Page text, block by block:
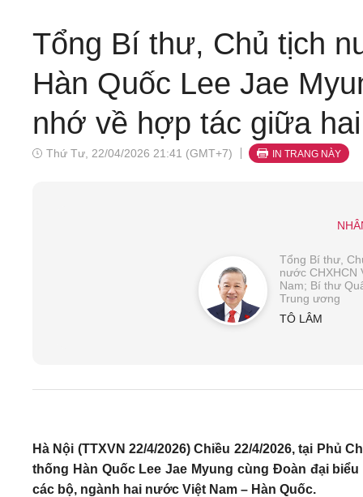
Tổng Bí thư, Chủ tịch
Hàn Quốc Lee Jae
nhớ về hợp tác giữa
Thứ Tư, 22/04/2026 21:41 (GMT+7) IN TRANG NÀY
Tổng Bí thư,
nước CHXHCN
Nam; Bí thư
Trung ương
TÔ LÂM
Hà Nội (TTXVN 22/4/2026) Chiều 22/4/2026, tại
thống Hàn Quốc Lee Jae Myung cùng Đoàn đại
các bộ, ngành hai nước Việt Nam – Hàn Quốc.